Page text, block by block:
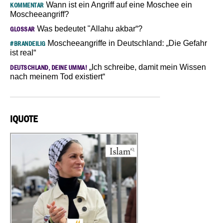
KOMMENTAR Wann ist ein Angriff auf eine Moschee ein
Moscheeangriff?
GLOSSAR Was bedeutet "Allahu akbar“?
#BRANDEILIGMoscheeangriffe in Deutschland: „Die Gefahr
ist real“
DEUTSCHLAND, DEINE UMMA! „Ich schreibe, damit mein Wissen
nach meinem Tod existiert“
IQUOTE